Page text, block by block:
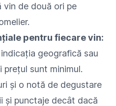
vin de două ori pe
pentru fiecare vin:
geografică sau
prețul sunt minimul.
și o notă de degustare
și punctaje decât dacă